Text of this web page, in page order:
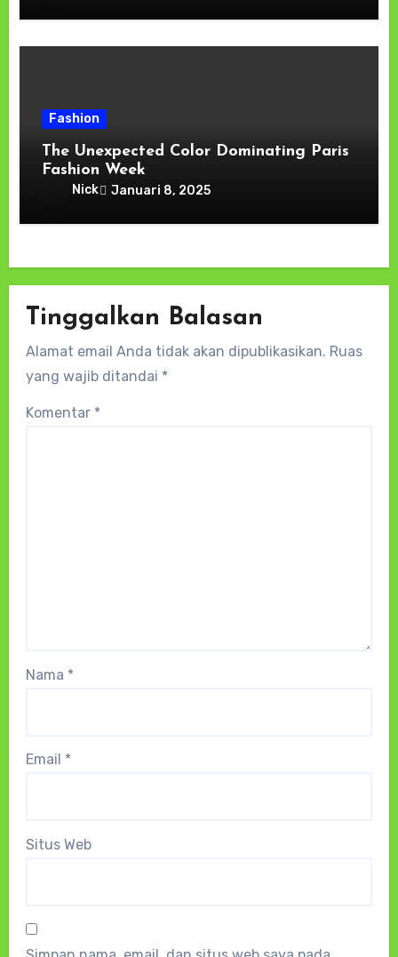
Fashion
The Unexpected Color Dominating Paris
Fashion Week
Nick Januari 8, 2025
Tinggalkan Balasan
Alamat email Anda tidak akan dipublikasikan. Ruas
yang wajib ditandai *
Komentar *
Nama *
Email *
Situs Web